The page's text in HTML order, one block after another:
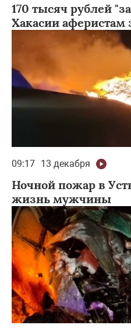
170 тысяч рублей
Хакасии аферистам
09:17 13 декабря
Ночной пожар в
жизнь мужчины